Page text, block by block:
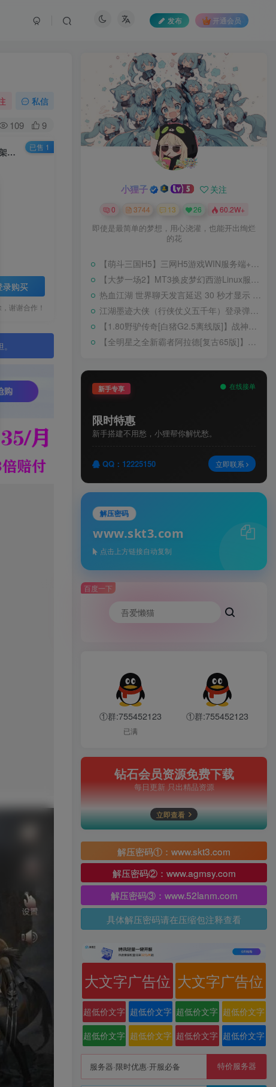
发布 开通会员
私信
109 9
【龙哥三职业复古无心版本】1655魔域互通WIN服务端+GM工具+安卓+架设教程
录购买
谢谢合作！
已售 1
小狸子 关注
0 3744 13 26 60.2W+
即使是最简单的梦想，用心浇灌，也能开出绚烂
的花
【萌斗三国H5】三网H5游戏WIN服务端+开服清档+GM后台+架设教程
【大梦一场2】MT3换皮梦幻西游Linux服务端+GM后台+源码+双端+架设教程
热血江湖 世界聊天发言延迟 30 秒才显示 BUG 修复教程
江湖墨迹大侠（行侠仗义五千年）登录弹出 WELCOME 提示无法进游戏修复教程
【1.80野驴传奇[白猪G2.5离线版]】战神引擎WIN服务端+GM工具+充值后台+安卓+架设教程
【全明星之全新霸者阿拉德[复古65版]】横版闯关手游Linux服务端+配套表+WEB管理后台+GM授权后台+双端+架设教程
新手专享 在线接单
限时特惠
新手搭建不用愁，小狸帮你解忧愁。
QQ：12225150 立即联系
解压密码
www.skt3.com
点击上方链接自动复制
百度一下
①群:755452123
已满
①群:755452123
钻石会员资源免费下载
每日更新 只出精品资源
立即查看
解压密码①：www.skt3.com
解压密码②：www.agmsy.com
解压密码③：www.52lanm.com
具体解压密码请在压缩包注释查看
大文字广告位 大文字广告位
超低价文字
广告位
超低价文字
广告位
超低价文字
广告位
超低价文字
广告位
超低价文字
广告位
超低价文字
广告位
超低价文字
广告位
超低价文字
广告位
服务器·限时优惠·开服必备 特价服务器